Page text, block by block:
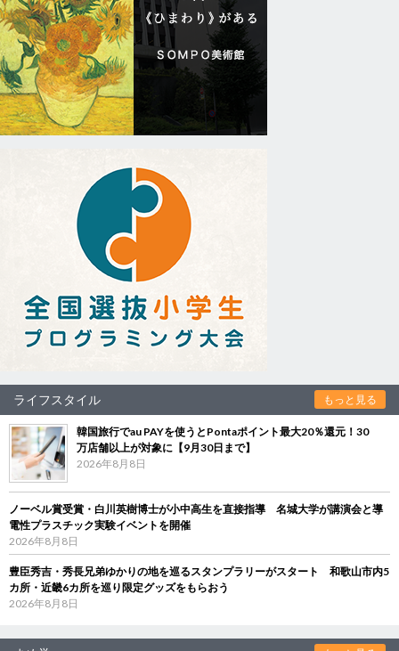
ライフスタイル もっと見る
韓国旅行でau PAYを使うとPontaポイント最大20％還元！30
万店舗以上が対象に【9月30日まで】
2026年8月8日
ノーベル賞受賞・白川英樹博士が小中高生を直接指導 名城大学が講演会と導
電性プラスチック実験イベントを開催
2026年8月8日
豊臣秀吉・秀長兄弟ゆかりの地を巡るスタンプラリーがスタート 和歌山市内5
カ所・近畿6カ所を巡り限定グッズをもらおう
2026年8月8日